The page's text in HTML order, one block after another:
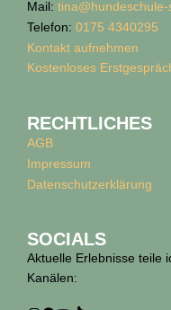
Mail: tina@hundeschule-
Telefon: 0175 4340295
Kontakt aufnehmen
Kostenloses
RECHTLICHES
AGB
Impressum
Datenschutz­erklärung
SOCIALS
Aktuelle Erlebnisse teile
Kanälen: